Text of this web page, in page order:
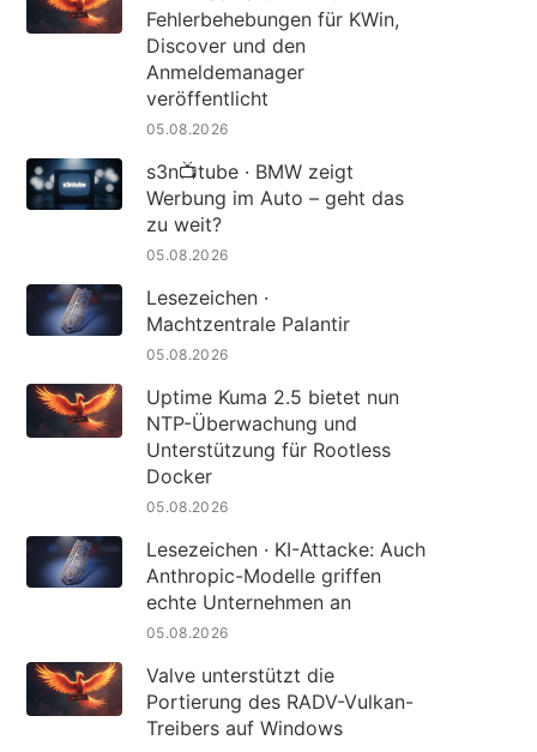
Fehlerbehebungen für KWin,
Discover und den
Anmeldemanager
veröffentlicht
05.08.2026
s3n📺tube · BMW zeigt
Werbung im Auto – geht das
zu weit?
05.08.2026
Lesezeichen ·
Machtzentrale Palantir
05.08.2026
Uptime Kuma 2.5 bietet nun
NTP-Überwachung und
Unterstützung für Rootless
Docker
05.08.2026
Lesezeichen · KI-Attacke: Auch
Anthropic-Modelle griffen
echte Unternehmen an
05.08.2026
Valve unterstützt die
Portierung des RADV-Vulkan-
Treibers auf Windows